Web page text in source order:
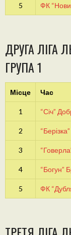
5 ФК
ДРУГА ЛІГА
ГРУПА 1
Місце Час
1 “Січ”
2
3
4 “Богун”
5 ФК